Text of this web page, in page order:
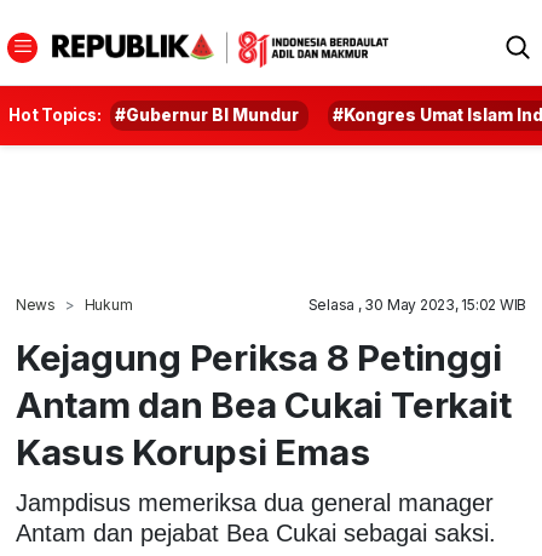
Hot Topics: #Gubernur BI Mundur #Kongres Umat Islam
News Hukum Selasa , 30 May 2023, 15:02 WIB
Kejagung Periksa 8 Petinggi
Antam dan Bea Cukai Terkait
Kasus Korupsi Emas
Jampdisus memeriksa dua general manager
Antam dan pejabat Bea Cukai sebagai saksi.